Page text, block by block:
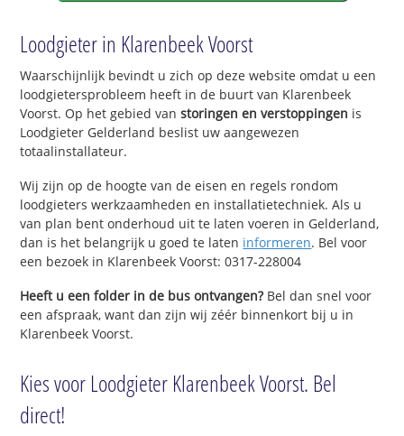
Loodgieter in Klarenbeek Voorst
Waarschijnlijk bevindt u zich op deze website omdat u een
loodgietersprobleem heeft in de buurt van Klarenbeek
Voorst. Op het gebied vanstoringen en verstoppingen is
Loodgieter Gelderland beslist uw aangewezen
totaalinstallateur.
Wij zijn op de hoogte van de eisen en regels rondom
loodgieters werkzaamheden en installatietechniek. Als u
van plan bent onderhoud uit te laten voeren in Gelderland,
dan is het belangrijk u goed te laten informeren. Bel voor
een bezoek in Klarenbeek Voorst: 0317-228004
Heeft u een folder in de bus ontvangen?Bel dan snel voor
een afspraak, want dan zijn wij zéér binnenkort bij u in
Klarenbeek Voorst.
Kies voor Loodgieter Klarenbeek Voorst. Bel
direct!